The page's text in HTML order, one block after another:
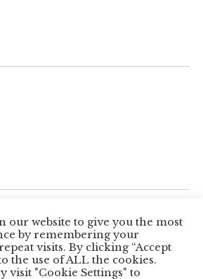
Folge uns
Facebook
our website to give you the most
by remembering your
visits. By clicking “Accept
the use of ALL the cookies.
visit "Cookie Settings" to